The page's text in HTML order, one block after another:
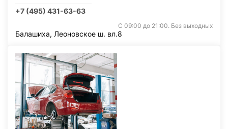
+7 (495) 431-63-63
С 09:00 до 21:00. Без выходных
Балашиха, Леоновское ш. вл.8